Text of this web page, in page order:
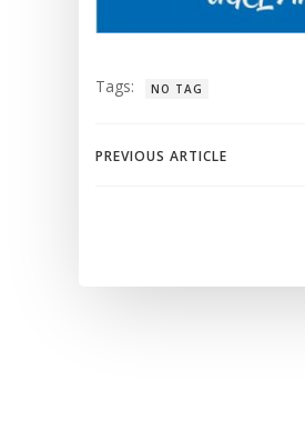
Tags: NO TAG
Navegación
entradas
PREVIOUS ARTICLE